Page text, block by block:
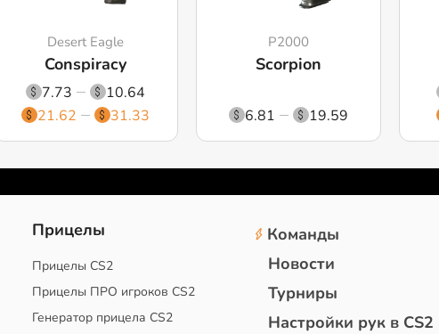
Desert Eagle
Conspiracy
7.73
10.64
21.62
31.33
P2000
Scorpion
6.81 19.59
Прицелы
Прицелы CS2
Прицелы ПРО игроков CS2
Генератор прицела CS2
Команды
Новости
Турниры
Настройки рук в CS2